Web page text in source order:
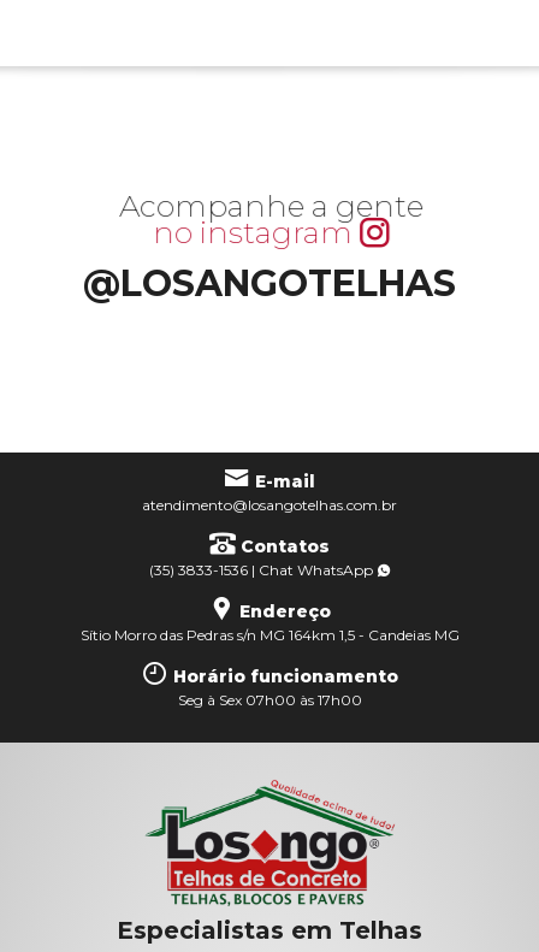
Acompanhe a gente
no instagram
@LOSANGOTELHAS
E-mail
atendimento@losangotelhas.com.br
Contatos
(35) 3833-1536 | Chat WhatsApp
Endereço
Sítio Morro das Pedras s/n MG 164km 1,5 - Candeias MG
Horário funcionamento
Seg à Sex 07h00 às 17h00
Especialistas em Telhas